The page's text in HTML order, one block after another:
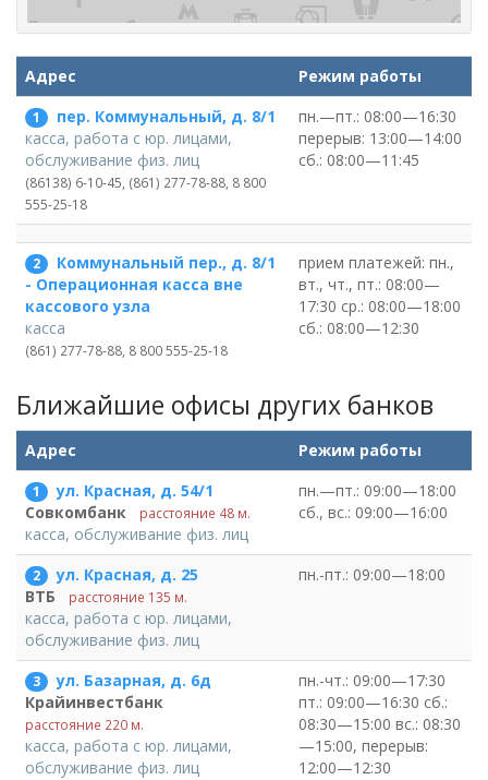
Адрес Режим работы
1
пер. Коммунальный, д. 8/1
касса, работа с юр. лицами,
обслуживание физ. лиц
(86138) 6-10-45, (861) 277-78-88, 8 800
555-25-18
пн.—пт.: 08:00—16:30
перерыв: 13:00—14:00
сб.: 08:00—11:45
2
Коммунальный пер., д. 8/1
- Операционная касса вне
кассового узла
касса
(861) 277-78-88, 8 800 555-25-18
прием платежей: пн.,
вт., чт., пт.: 08:00—
17:30 ср.: 08:00—18:00
сб.: 08:00—12:30
Ближайшие офисы других банков
Адрес Режим работы
1
ул. Красная, д. 54/1
Совкомбанк
расстояние 48 м.
касса, обслуживание физ. лиц
пн.—пт.: 09:00—18:00
сб., вс.: 09:00—16:00
2
ул. Красная, д. 25
ВТБ
расстояние 135 м.
касса, работа с юр. лицами,
обслуживание физ. лиц
пн.-пт.: 09:00—18:00
3
ул. Базарная, д. 6д
Крайинвестбанк
расстояние 220 м.
касса, работа с юр. лицами,
обслуживание физ. лиц
пн.-чт.: 09:00—17:30
пт.: 09:00—16:30 сб.:
08:30—15:00 вс.: 08:30
—15:00, перерыв:
12:00—12:30